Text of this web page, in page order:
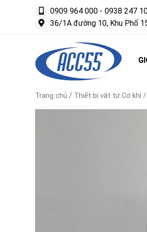
0909 964 000 - 0938 247
36/1A đường 10, Khu Phố
Trang chủ / Thiết bị vật tư Cơ khí/